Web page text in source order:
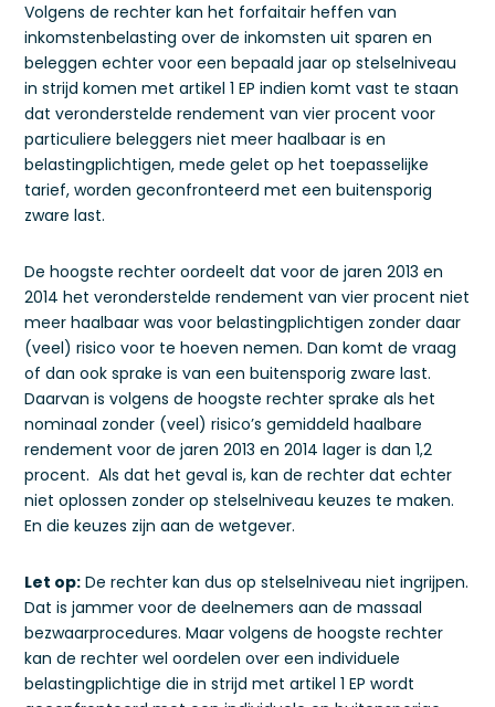
Volgens de rechter kan het forfaitair heffen van
inkomstenbelasting over de inkomsten uit sparen en
beleggen echter voor een bepaald jaar op stelselniveau
in strijd komen met artikel 1 EP indien komt vast te staan
dat veronderstelde rendement van vier procent voor
particuliere beleggers niet meer haalbaar is en
belastingplichtigen, mede gelet op het toepasselijke
tarief, worden geconfronteerd met een buitensporig
zware last.
De hoogste rechter oordeelt dat voor de jaren 2013 en
2014 het veronderstelde rendement van vier procent niet
meer haalbaar was voor belastingplichtigen zonder daar
(veel) risico voor te hoeven nemen. Dan komt de vraag
of dan ook sprake is van een buitensporig zware last.
Daarvan is volgens de hoogste rechter sprake als het
nominaal zonder (veel) risico’s gemiddeld haalbare
rendement voor de jaren 2013 en 2014 lager is dan 1,2
procent. Als dat het geval is, kan de rechter dat echter
niet oplossen zonder op stelselniveau keuzes te maken.
En die keuzes zijn aan de wetgever.
Let op: De rechter kan dus op stelselniveau niet ingrijpen.
Dat is jammer voor de deelnemers aan de massaal
bezwaarprocedures. Maar volgens de hoogste rechter
kan de rechter wel oordelen over een individuele
belastingplichtige die in strijd met artikel 1 EP wordt